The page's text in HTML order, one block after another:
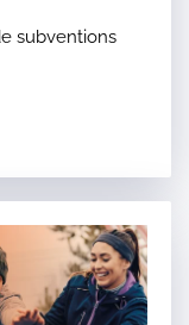
subventions